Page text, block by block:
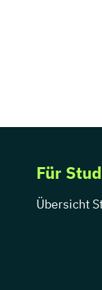
Für
Übersicht